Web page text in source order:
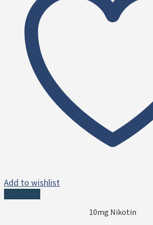
Add to wishlist
10mg Nikotin